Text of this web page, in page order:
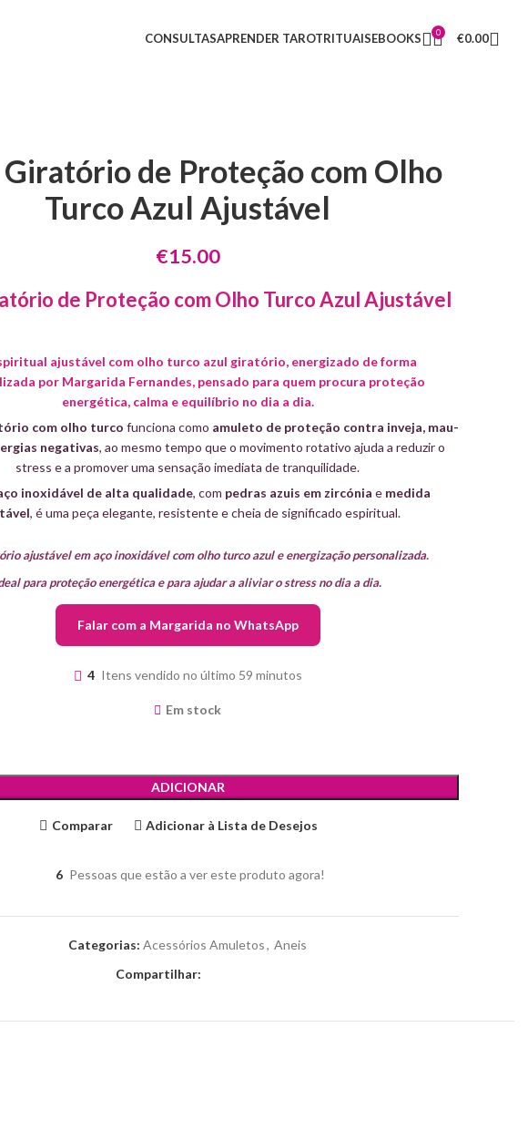
CONSULTASAPRENDER TAROTRITUAISEBOOKS 0 €0.00
de Proteção com Olho
Turco Azul Ajustável
€15.00
de Proteção com Olho Turco Azul Ajustável
ajustável com olho turco azul giratório, energizado de forma
por Margarida Fernandes, pensado para quem procura proteção
energética, calma e equilíbrio no dia a dia.
com olho turco funciona como amuleto de proteção contra inveja, mau-
negativas, ao mesmo tempo que o movimento rotativo ajuda a reduzir o
stress e a promover uma sensação imediata de tranquilidade.
inoxidável de alta qualidade, com pedras azuis em zircónia e medida
, é uma peça elegante, resistente e cheia de significado espiritual.
ajustável em aço inoxidável com olho turco azul e energização personalizada.
para proteção energética e para ajudar a aliviar o stress no dia a dia.
Falar com a Margarida no WhatsApp
4 Itens vendido no último 59 minutos
Em stock
ADICIONAR
Comparar Adicionar à Lista de Desejos
6 Pessoas que estão a ver este produto agora!
Categorias: Acessórios Amuletos, Aneis
Compartilhar: